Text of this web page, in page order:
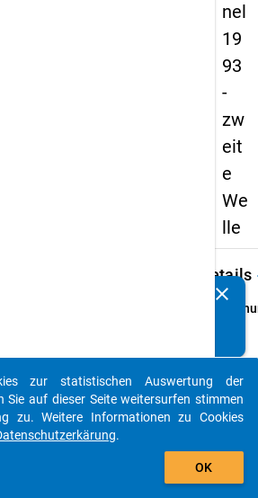
nel
19
93
-
zw
eit
e
We
lle
Details
info
die
clear
auto_stories
add_shopping_cart
zur statistischen Auswertung der
Sie auf dieser Seite weitersurfen stimmen
zu. Weitere Informationen zu Cookies
.
OK